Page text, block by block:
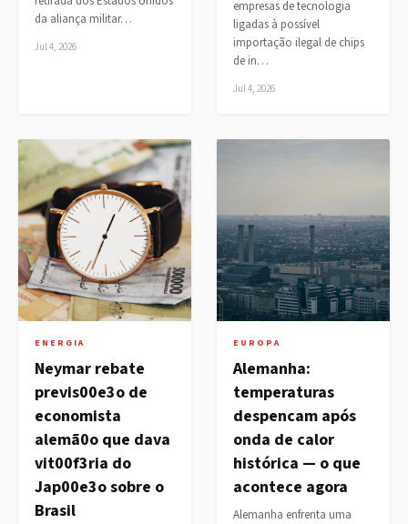
da aliança militar…
Jul 4, 2026
empresas de tecnologia
ligadas à possível
importação ilegal de chips
de in…
Jul 4, 2026
ENERGIA
Neymar rebate
previs00e3o de
economista
alemã0o que dava
vit00f3ria do
Jap00e3o sobre o
Brasil
EUROPA
Alemanha:
temperaturas
despencam após
onda de calor
histórica — o que
acontece agora
Alemanha enfrenta uma